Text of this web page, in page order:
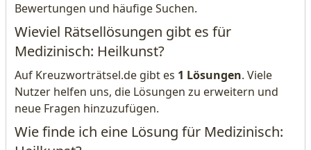
Bewertungen und häufige Suchen.
Wieviel Rätsellösungen gibt es für
Medizinisch: Heilkunst?
Auf Kreuzworträtsel.de gibt es 1 Lösungen. Viele
Nutzer helfen uns, die Lösungen zu erweitern und
neue Fragen hinzuzufügen.
Wie finde ich eine Lösung für Medizinisch: